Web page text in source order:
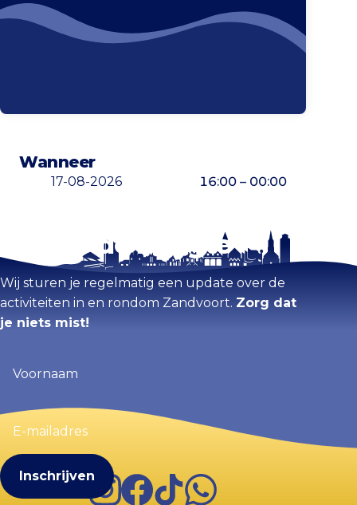
Wanneer
17-08-2026 16:00 – 00:00
Kaart vergroten
Blijf op de hoogte
Wij sturen je regelmatig een update over de
activiteiten in en rondom Zandvoort. Zorg dat
je niets mist!
(Vereist)
E-
mailadres
InstagramFacebook
TikTokWhatsApp